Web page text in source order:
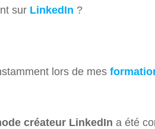
sur LinkedIn ?
lors de mes
créateur LinkedIn a été